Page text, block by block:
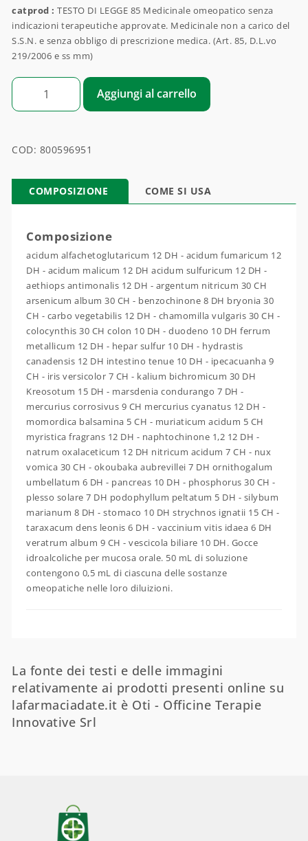
catprod :TESTO DI LEGGE 85 Medicinale omeopatico senza
indicazioni terapeutiche approvate. Medicinale non a carico del
S.S.N. e senza obbligo di prescrizione medica. (Art. 85, D.L.vo
219/2006 e ss mm)
GAMMA ULCOTI quantità
Aggiungi al carrello
COD: 800596951
COMPOSIZIONE COME SI USA
Composizione
acidum alfachetoglutaricum 12 DH - acidum fumaricum 12
DH - acidum malicum 12 DH acidum sulfuricum 12 DH -
aethiops antimonalis 12 DH - argentum nitricum 30 CH
arsenicum album 30 CH - benzochinone 8 DH bryonia 30
CH - carbo vegetabilis 12 DH - chamomilla vulgaris 30 CH -
colocynthis 30 CH colon 10 DH - duodeno 10 DH ferrum
metallicum 12 DH - hepar sulfur 10 DH - hydrastis
canadensis 12 DH intestino tenue 10 DH - ipecacuanha 9
CH - iris versicolor 7 CH - kalium bichromicum 30 DH
Kreosotum 15 DH - marsdenia condurango 7 DH -
mercurius corrosivus 9 CH mercurius cyanatus 12 DH -
momordica balsamina 5 CH - muriaticum acidum 5 CH
myristica fragrans 12 DH - naphtochinone 1,2 12 DH -
natrum oxalaceticum 12 DH nitricum acidum 7 CH - nux
vomica 30 CH - okoubaka aubrevillei 7 DH ornithogalum
umbellatum 6 DH - pancreas 10 DH - phosphorus 30 CH -
plesso solare 7 DH podophyllum peltatum 5 DH - silybum
marianum 8 DH - stomaco 10 DH strychnos ignatii 15 CH -
taraxacum dens leonis 6 DH - vaccinium vitis idaea 6 DH
veratrum album 9 CH - vescicola biliare 10 DH. Gocce
idroalcoliche per mucosa orale. 50 mL di soluzione
contengono 0,5 mL di ciascuna delle sostanze
omeopatiche nelle loro diluizioni.
La fonte dei testi e delle immagini
relativamente ai prodotti presenti online su
lafarmaciadate.it è Oti - Officine Terapie
Innovative Srl